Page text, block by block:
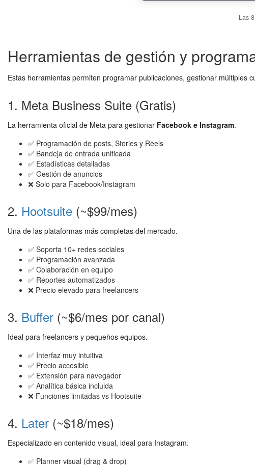
Las
Herramientas de gestión y
Estas herramientas permiten programar publicaciones, gestionar múltiples
1. Meta Business Suite (Gratis)
La herramienta oficial de Meta para gestionar Facebook e Instagram.
✅ Programación de posts, Stories y Reels
✅ Bandeja de entrada unificada
✅ Estadísticas detalladas
✅ Gestión de anuncios
❌ Solo para Facebook/Instagram
2. Hootsuite (~$99/mes)
Una de las plataformas más completas del mercado.
✅ Soporta 10+ redes sociales
✅ Programación avanzada
✅ Colaboración en equipo
✅ Reportes automatizados
❌ Precio elevado para freelancers
3. Buffer (~$6/mes por canal)
Ideal para freelancers y pequeños equipos.
✅ Interfaz muy intuitiva
✅ Precio accesible
✅ Extensión para navegador
✅ Analítica básica incluida
❌ Funciones limitadas vs Hootsuite
4. Later (~$18/mes)
Especializado en contenido visual, ideal para Instagram.
✅ Planner visual (drag & drop)